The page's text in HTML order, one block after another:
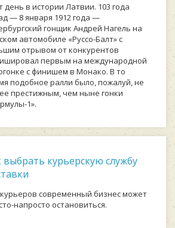
день в истории Латвии. 103 года
— 8 января 1912 года —
гонщик Андрей Нагель на
автомобиле «Руссо-Балт» с
отрывом от конкурентов
первым на международной
с финишем в Монако. В то
подобное ралли было, пожалуй, не
престижным, чем ныне гонки
1».
выбрать курьерскую службу
современный бизнес может
напросто остановиться.